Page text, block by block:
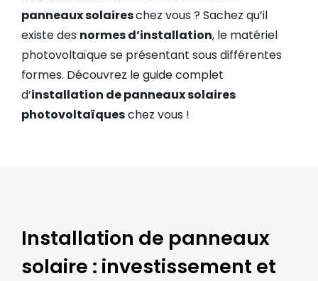
panneaux solaireschez vous ? Sachez qu’il
existe des normes d’installation, le matériel
photovoltaïque se présentant sous différentes
formes. Découvrez le guide complet
d’installation de panneaux solaires
photovoltaïqueschez vous !
Installation de panneaux
solaire : investissement et